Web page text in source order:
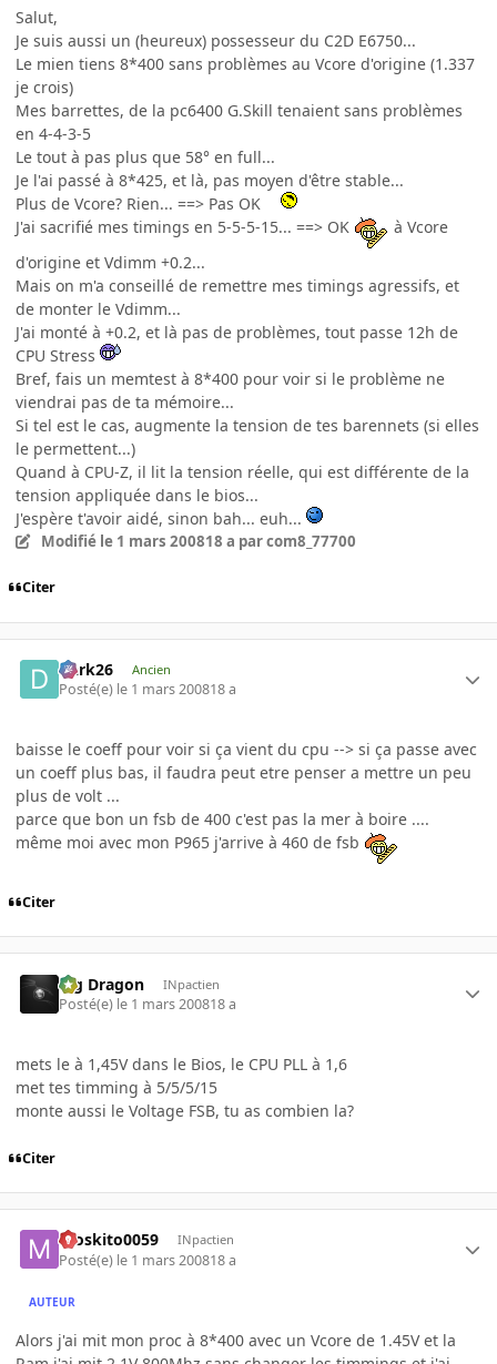
Salut,
Je suis aussi un (heureux) possesseur du C2D E6750...
Le mien tiens 8*400 sans problèmes au Vcore d'origine (1.337
je crois)
Mes barrettes, de la pc6400 G.Skill tenaient sans problèmes
en 4-4-3-5
Le tout à pas plus que 58° en full...
Je l'ai passé à 8*425, et là, pas moyen d'être stable...
Plus de Vcore? Rien... ==> Pas OK
J'ai sacrifié mes timings en 5-5-5-15... ==> OK
à Vcore
d'origine et Vdimm +0.2...
Mais on m'a conseillé de remettre mes timings agressifs, et
de monter le Vdimm...
J'ai monté à +0.2, et là pas de problèmes, tout passe 12h de
CPU Stress
Bref, fais un memtest à 8*400 pour voir si le problème ne
viendrai pas de ta mémoire...
Si tel est le cas, augmente la tension de tes barennets (si elles
le permettent...)
Quand à CPU-Z, il lit la tension réelle, qui est différente de la
tension appliquée dans le bios...
J'espère t'avoir aidé, sinon bah... euh...
Modifié le 1 mars 200818 a par com8_77700
Citer
Dark26 Ancien
Posté(e) le 1 mars 200818 a
baisse le coeff pour voir si ça vient du cpu --> si ça passe avec
un coeff plus bas, il faudra peut etre penser a mettre un peu
plus de volt ...
parce que bon un fsb de 400 c'est pas la mer à boire ....
même moi avec mon P965 j'arrive à 460 de fsb
Citer
Big Dragon INpactien
Posté(e) le 1 mars 200818 a
mets le à 1,45V dans le Bios, le CPU PLL à 1,6
met tes timming à 5/5/5/15
monte aussi le Voltage FSB, tu as combien la?
Citer
moskito0059 INpactien
Posté(e) le 1 mars 200818 a
AUTEUR
Alors j'ai mit mon proc à 8*400 avec un Vcore de 1.45V et la